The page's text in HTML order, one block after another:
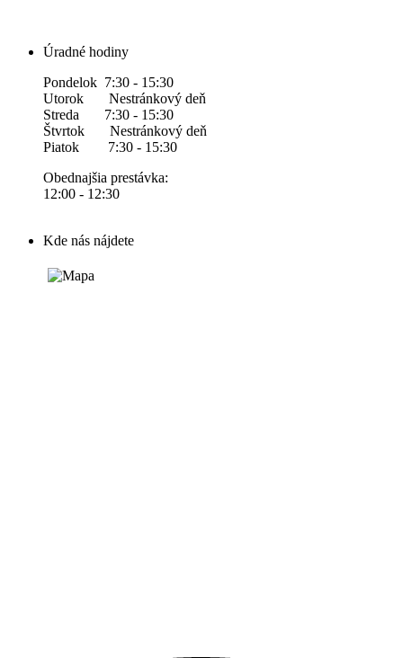
Úradné hodiny
Pondelok 7:30 - 15:30
Utorok Nestránkový deň
Streda 7:30 - 15:30
Štvrtok Nestránkový deň
Piatok 7:30 - 15:30
Obednajšia prestávka:
12:00 - 12:30
Kde nás nájdete